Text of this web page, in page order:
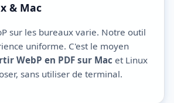
& Mac
sur les bureaux varie. Notre outil
uniforme. C'est le moyen
WebP en PDF sur Mac et Linux
sans utiliser de terminal.